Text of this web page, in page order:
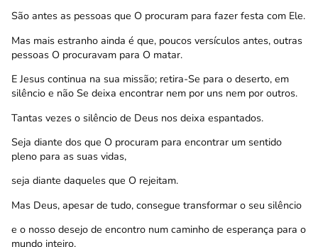
São antes as pessoas que O procuram para fazer festa com Ele.
Mas mais estranho ainda é que, poucos versículos antes, outras
pessoas O procuravam para O matar.
E Jesus continua na sua missão; retira-Se para o deserto, em
silêncio e não Se deixa encontrar nem por uns nem por outros.
Tantas vezes o silêncio de Deus nos deixa espantados.
Seja diante dos que O procuram para encontrar um sentido
pleno para as suas vidas,
seja diante daqueles que O rejeitam.
Mas Deus, apesar de tudo, consegue transformar o seu silêncio
e o nosso desejo de encontro num caminho de esperança para o
mundo inteiro.